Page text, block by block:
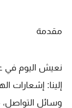
مقدمة
نعيش اليوم في
إلينا: إشعارات
وسائل